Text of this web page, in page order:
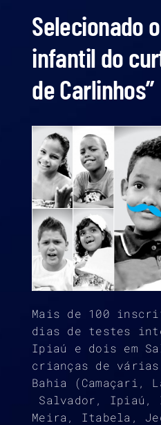
Selecionado
infantil do
de Carlinhos”
Mais de 100
dias de testes
Ipiaú e dois em
crianças de
Bahia (Camaçari,
Salvador,
Meira, Itabela,